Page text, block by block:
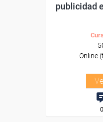
publicidad
Online
0